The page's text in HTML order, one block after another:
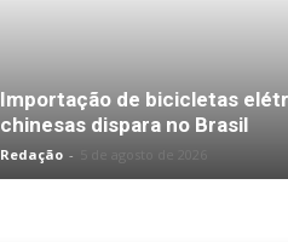
Importação de bicicletas
chinesas dispara no Brasil
Redação -